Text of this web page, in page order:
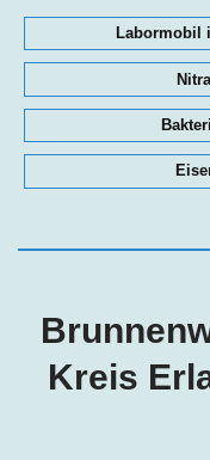
Labormobil
Kreis